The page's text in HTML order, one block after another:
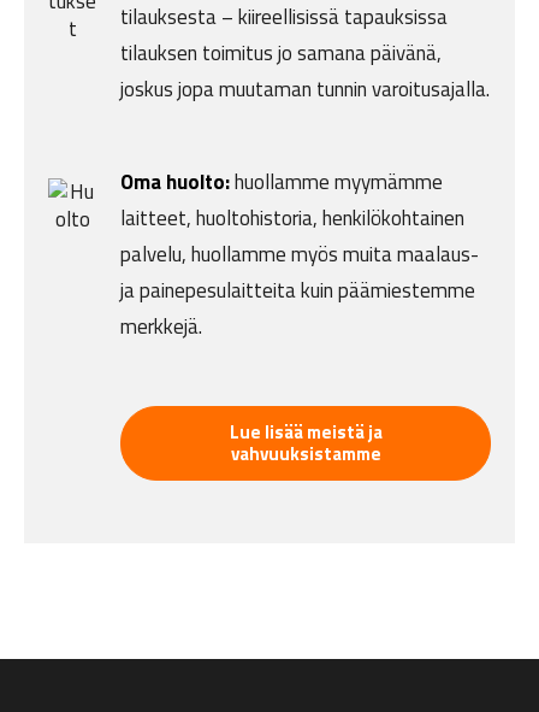
tilauksesta – kiireellisissä tapauksissa
tilauksen toimitus jo samana päivänä,
joskus jopa muutaman tunnin varoitusajalla.
Oma huolto:huollamme myymämme
laitteet, huoltohistoria, henkilökohtainen
palvelu, huollamme myös muita maalaus-
ja painepesulaitteita kuin päämiestemme
merkkejä.
Lue lisää meistä ja
vahvuuksistamme